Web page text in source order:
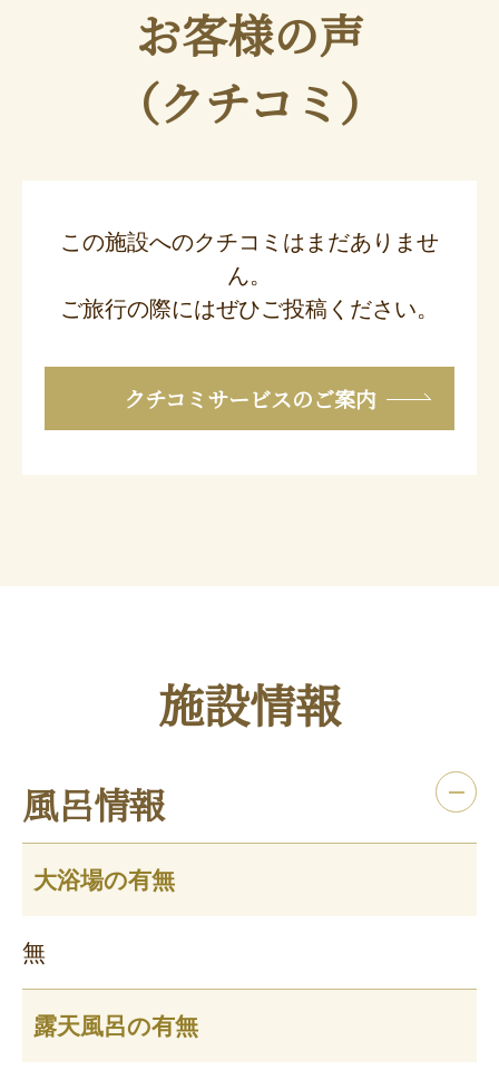
お客様の声
（クチコミ）
この施設へのクチコミはまだありませ
ん。
ご旅行の際にはぜひご投稿ください。
クチコミサービスのご案内
施設情報
風呂情報
大浴場の有無
無
露天風呂の有無